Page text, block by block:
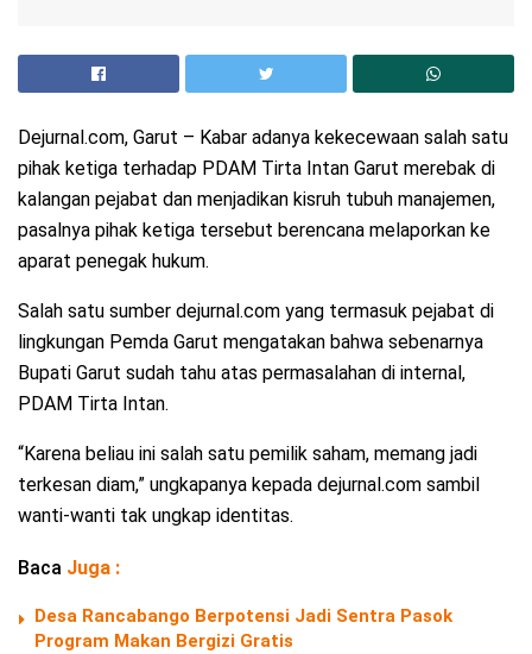
Dejurnal.com, Garut – Kabar adanya kekecewaan salah satu
pihak ketiga terhadap PDAM Tirta Intan Garut merebak di
kalangan pejabat dan menjadikan kisruh tubuh manajemen,
pasalnya pihak ketiga tersebut berencana melaporkan ke
aparat penegak hukum.
Salah satu sumber dejurnal.com yang termasuk pejabat di
lingkungan Pemda Garut mengatakan bahwa sebenarnya
Bupati Garut sudah tahu atas permasalahan di internal,
PDAM Tirta Intan.
“Karena beliau ini salah satu pemilik saham, memang jadi
terkesan diam,” ungkapanya kepada dejurnal.com sambil
wanti-wanti tak ungkap identitas.
Baca Juga :
Desa Rancabango Berpotensi Jadi Sentra Pasok
Program Makan Bergizi Gratis